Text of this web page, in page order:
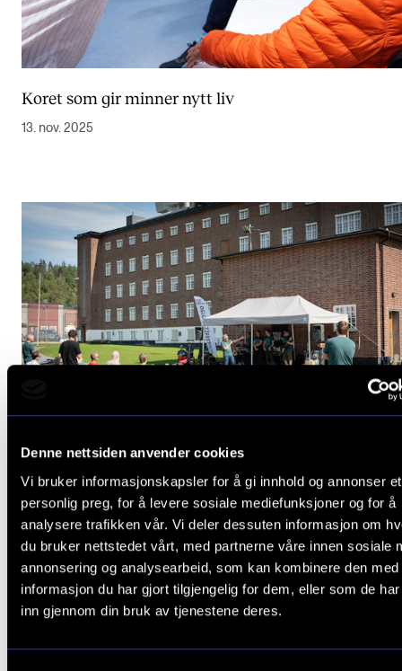
Denne nettsiden anvender cookies
Vi bruker informasjonskapsler for å gi innhold og annonser et
personlig preg, for å levere sosiale mediefunksjoner og for å
analysere trafikken vår. Vi deler dessuten informasjon om
du bruker nettstedet vårt, med partnerne våre innen sosiale
annonsering og analysearbeid, som kan kombinere den med
informasjon du har gjort tilgjengelig for dem, eller som de
inn gjennom din bruk av tjenestene deres.
Koret som gir minner nytt liv
13. nov. 2025
Klangen av fellesskap
12. sep. 2025